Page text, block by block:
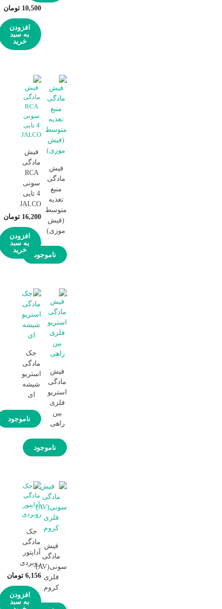
10,500 تومان
افزودن
به سبد
خرید
فیش
مادگی
منبع
تغذیه
متوسط
(فیش
موزی)
ناموجود
فیش
مادگی
RCA
سونی
4 تایی
JALCO
16,200 تومان
افزودن
به سبد
خرید
فیش
مادگی
استریو
فلزی
بین
راهی
ناموجود
جک
مادگی
استریو
شیشه
ای
ناموجود
فیش
مادگی
سونی(AV)
فلزی
کروم
جک
مادگی
آداپتور
روبردی
6,156 تومان
افزودن
به سبد